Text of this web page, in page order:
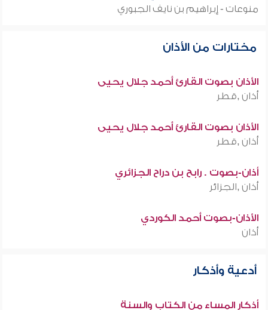
منوعات - إبراهيم بن نايف الجبوري
مختارات من الأذان
الأذان بصوت القارئ أحمد جلال يحيى
أذان ,قطر
الأذان بصوت القارئ أحمد جلال يحيى
أذان ,قطر
أذان-بصوت . رابح بن دراح الجزائري
أذان ,الجزائر
الأذان-بصوت أحمد الكوردي
أذان
أدعية وأذكار
أذكار المساء من الكتاب والسنة